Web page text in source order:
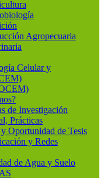
Agropecuaria
Celular y
de Investigación
Prácticas
Oportunidad de Tesis
y Redes
de Agua y Suelo